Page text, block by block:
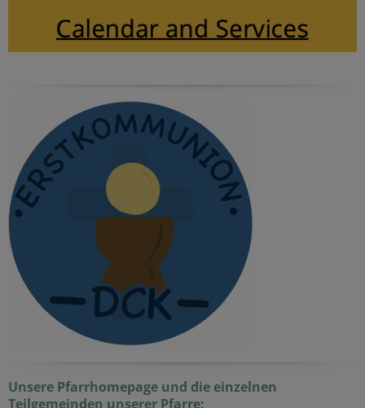
Unsere Pfarrhomepage und die einzelnen
Teilgemeinden unserer Pfarre: